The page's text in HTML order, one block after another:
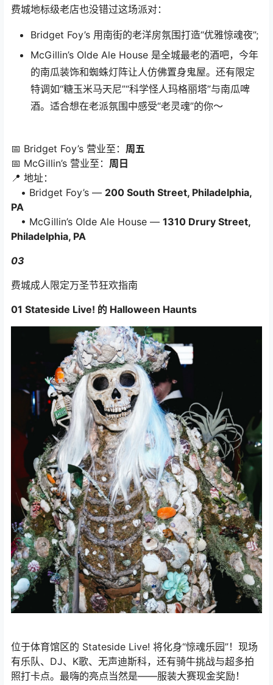
费城地标级老店也没错过这场派对：
Bridget Foy’s 用南街的老洋房氛围打造“优雅惊魂夜”;
McGillin’s Olde Ale House 是全城最老的酒吧，今年
的南瓜装饰和蜘蛛灯阵让人仿佛置身鬼屋。还有限定
特调如“糖玉米马天尼”“科学怪人玛格丽塔”与南瓜啤
酒。适合想在老派氛围中感受“老灵魂”的你～
📅 Bridget Foy’s 营业至： 周五
📅 McGillin’s 营业至： 周日
📍 地址：
• Bridget Foy’s — 200 South Street, Philadelphia,
PA
• McGillin’s Olde Ale House — 1310 Drury Street,
Philadelphia, PA
03
费城成人限定万圣节狂欢指南
01 Stateside Live! 的 Halloween Haunts
位于体育馆区的 Stateside Live! 将化身“惊魂乐园”！现场
有乐队、DJ、K歌、无声迪斯科，还有骑牛挑战与超多拍
照打卡点。最嗨的亮点当然是——服装大赛现金奖励！